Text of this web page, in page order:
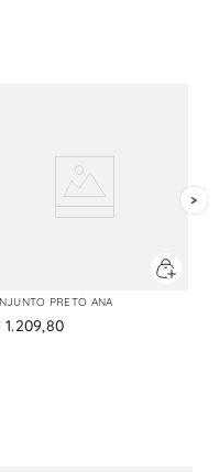
PRETO ANA
1.209,80